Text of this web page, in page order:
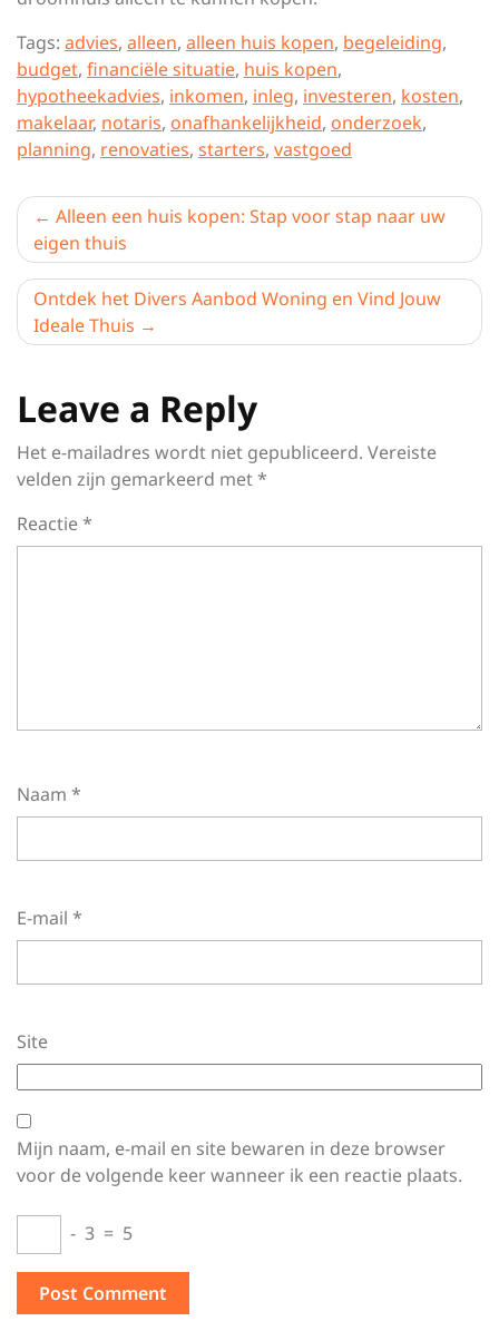
Tags: advies, alleen, alleen huis kopen, begeleiding,
budget, financiële situatie, huis kopen,
hypotheekadvies, inkomen, inleg, investeren, kosten,
makelaar, notaris, onafhankelijkheid, onderzoek,
planning, renovaties, starters, vastgoed
Berichtnavigatie
Alleen een huis kopen: Stap voor stap naar uw
eigen thuis
Ontdek het Divers Aanbod Woning en Vind Jouw
Ideale Thuis
Leave a Reply
Het e-mailadres wordt niet gepubliceerd. Vereiste
velden zijn gemarkeerd met*
Reactie*
Naam *
E-mail *
Site
Mijn naam, e-mail en site bewaren in deze browser
voor de volgende keer wanneer ik een reactie plaats.
− 3 = 5